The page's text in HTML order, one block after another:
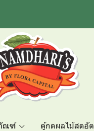
ณฑ์ ตู้กดผลไม้สดอั